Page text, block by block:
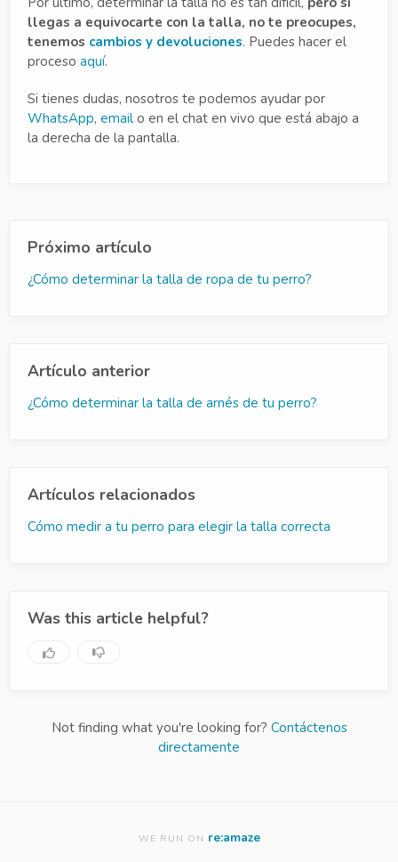
llegas a equivocarte con la talla, no te preocupes,
tenemos cambios y devoluciones. Puedes hacer el
proceso aquí.
Si tienes dudas, nosotros te podemos ayudar por
WhatsApp, email o en el chat en vivo que está abajo a
la derecha de la pantalla.
Próximo artículo
¿Cómo determinar la talla de ropa de tu perro?
Artículo anterior
¿Cómo determinar la talla de arnés de tu perro?
Artículos relacionados
Cómo medir a tu perro para elegir la talla correcta
Was this article helpful?
Not finding what you're looking for? Contáctenos
directamente
WE RUN ON re:amaze